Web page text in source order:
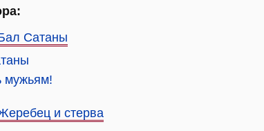
Сатаны
мужьям!
и стерва